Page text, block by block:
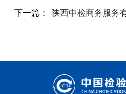
下一篇：